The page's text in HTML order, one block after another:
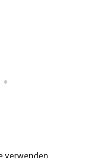
verwenden